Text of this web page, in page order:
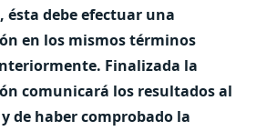
ésta debe efectuar una
en los mismos términos
Finalizada la
comunicará los resultados al
de haber comprobado la